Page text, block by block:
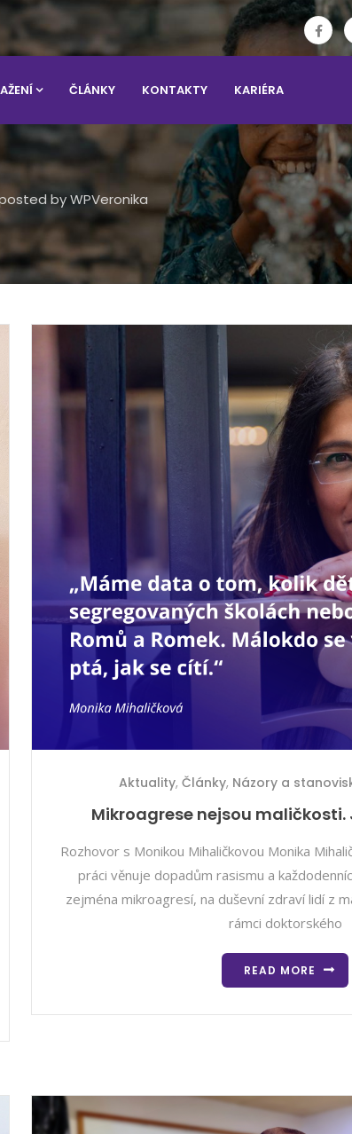
ČLÁNKY KONTAKTY KARIÉRA
by WPVeronika
Aktuality, Články, Názory a
Mikroagrese nejsou maličkosti.
Rozhovor s Monikou Mihaličkovou Monika
práci věnuje dopadům rasismu a
zejména mikroagresí, na duševní zdraví lidí z
rámci doktorského
READ MORE